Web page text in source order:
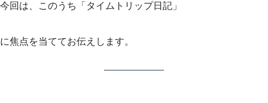
今回は、このうち「タイムトリップ日記」
に焦点を当ててお伝えします。